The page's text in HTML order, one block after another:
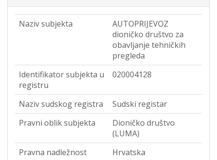
Naziv subjekta
AUTOPRIJEVOZ
dioničko društvo za
obavljanje tehničkih
pregleda
Identifikator subjekta u
registru
020004128
Naziv sudskog registra
Sudski registar
Pravni oblik subjekta
Dioničko društvo
(LUMA)
Pravna nadležnost
Hrvatska